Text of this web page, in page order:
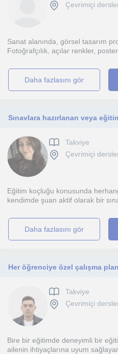
Çevrimiçi
Sanat alanında, görsel tasarım
Fotoğrafçılık, açılar renkler,
daha fazlasını gör
Takviye
Çevrimiçi
Eğitim koçluğu konusunda
kendimde şuan aktif olarak bir
daha fazlasını gör
Takviye
Çevrimiçi
Bire bir eğitimde deneyimli bir
ailenin ihtiyaçlarına uyum